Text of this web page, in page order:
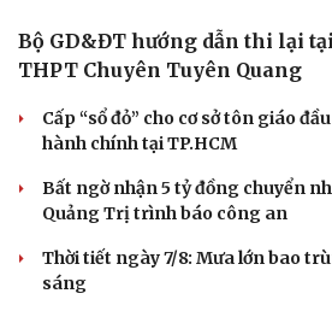
Bộ GD&ĐT hướng dẫn thi lại
THPT Chuyên Tuyên Quang
Cấp “sổ đỏ” cho cơ sở tôn giáo
hành chính tại TP.HCM
Bất ngờ nhận 5 tỷ đồng chuyển
Quảng Trị trình báo công an
Thời tiết ngày 7/8: Mưa lớn bao
sáng